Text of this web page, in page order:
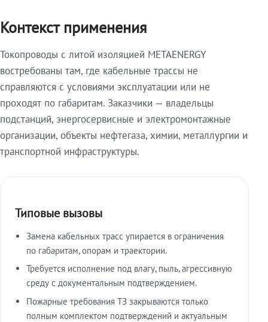
Контекст применения
Токопроводы с литой изоляцией METAENERGY
востребованы там, где кабельные трассы не
справляются с условиями эксплуатации или не
проходят по габаритам. Заказчики — владельцы
подстанций, энергосервисные и электромонтажные
организации, объекты нефтегаза, химии, металлургии и
транспортной инфраструктуры.
Типовые вызовы
Замена кабельных трасс упирается в ограничения
по габаритам, опорам и траектории.
Требуется исполнение под влагу, пыль, агрессивную
среду с документальным подтверждением.
Пожарные требования ТЗ закрываются только
полным комплектом подтверждений и актуальным